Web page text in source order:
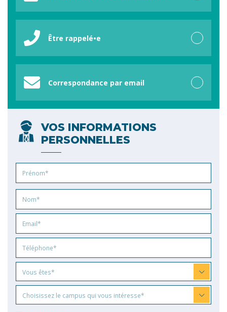
Être rappelé•e
Correspondance par email
VOS INFORMATIONS
PERSONNELLES
êtes
Vous êtes*
Choisissez le campus qui vous intéresse*